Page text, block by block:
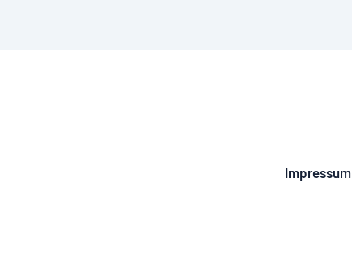
Impressum